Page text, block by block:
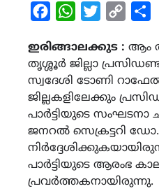
FacebookWhatsAppTwitterCopy
ഇരിങ്ങാലക്കുട : ആം
തൃശ്ശൂർ ജില്ലാ
സ്വദേശി ടോണി
ജില്ലകളിലേക്കും
പാർട്ടിയുടെ
ജനറൽ സെക്രട്ടറി ഡോ.
പാർട്ടിയുടെ ആരംഭ
പ്രവർത്തകനായിരുന്നു.